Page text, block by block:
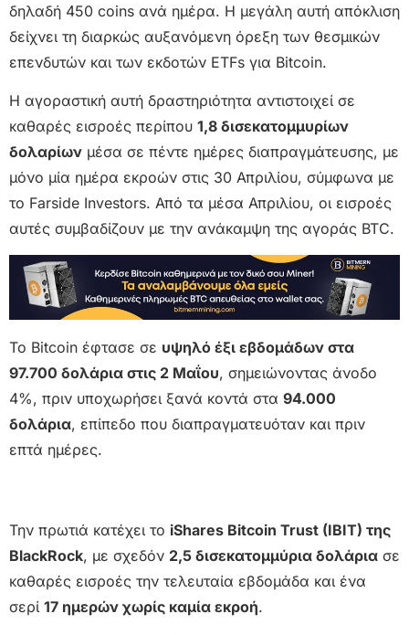
δηλαδή 450 coins ανά ημέρα. Η μεγάλη αυτή απόκλιση
δείχνει τη διαρκώς αυξανόμενη όρεξη των θεσμικών
επενδυτών και των εκδοτών ETFs για Bitcoin.
Η αγοραστική αυτή δραστηριότητα αντιστοιχεί σε
καθαρές εισροές περίπου 1,8 δισεκατομμυρίων
δολαρίων μέσα σε πέντε ημέρες διαπραγμάτευσης, με
μόνο μία ημέρα εκροών στις 30 Απριλίου, σύμφωνα με
το Farside Investors. Από τα μέσα Απριλίου, οι εισροές
αυτές συμβαδίζουν με την ανάκαμψη της αγοράς BTC.
Το Bitcoin έφτασε σε υψηλό έξι εβδομάδων στα
97.700 δολάρια στις 2 Μαΐου, σημειώνοντας άνοδο
4%, πριν υποχωρήσει ξανά κοντά στα 94.000
δολάρια, επίπεδο που διαπραγματευόταν και πριν
επτά ημέρες.
Την πρωτιά κατέχει το iShares Bitcoin Trust (IBIT) της
BlackRock, με σχεδόν 2,5 δισεκατομμύρια δολάρια σε
καθαρές εισροές την τελευταία εβδομάδα και ένα
σερί 17 ημερών χωρίς καμία εκροή.